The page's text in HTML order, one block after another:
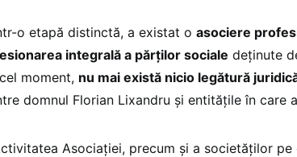
o etapă distinctă, a existat o asociere
integrală a părților sociale deținute
moment, nu mai există nicio legătură
domnul Florian Lixandru și entitățile în care
Asociației, precum și a societăților